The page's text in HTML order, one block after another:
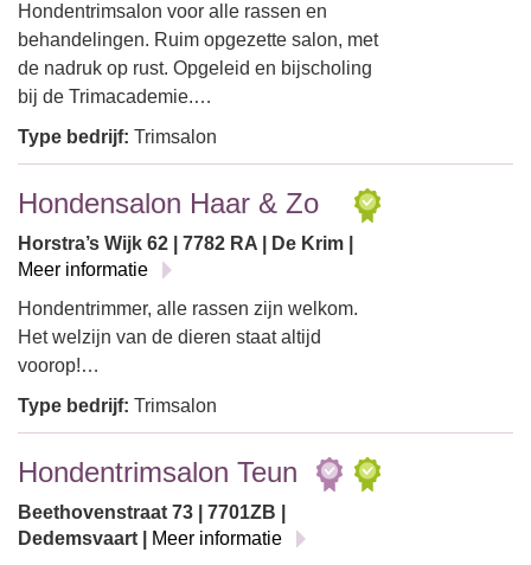
Hondentrimsalon voor alle rassen en
behandelingen. Ruim opgezette salon, met
de nadruk op rust. Opgeleid en bijscholing
bij de Trimacademie.…
Type bedrijf: Trimsalon
Hondensalon Haar & Zo
Horstra’s Wijk 62 | 7782 RA | De Krim |
Meer informatie
Hondentrimmer, alle rassen zijn welkom.
Het welzijn van de dieren staat altijd
voorop!…
Type bedrijf: Trimsalon
Hondentrimsalon Teun
Beethovenstraat 73 | 7701ZB |
Dedemsvaart |
Meer informatie